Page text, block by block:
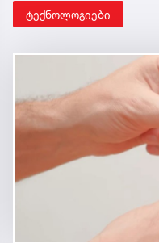
ტექნოლოგიები